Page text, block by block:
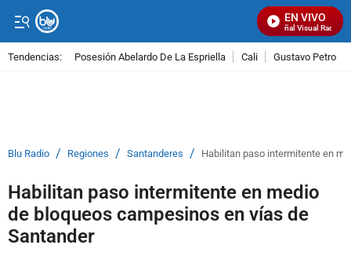
EN VIVO
Señal Visual Radio
Tendencias: Posesión Abelardo De La Espriella Cali Gustavo Petro
Blu Radio / Regiones / Santanderes / Habilitan paso intermitente en
Habilitan paso intermitente en medio
de bloqueos campesinos en vías de
Santander